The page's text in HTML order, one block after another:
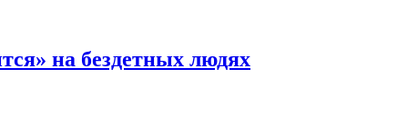
на бездетных людях